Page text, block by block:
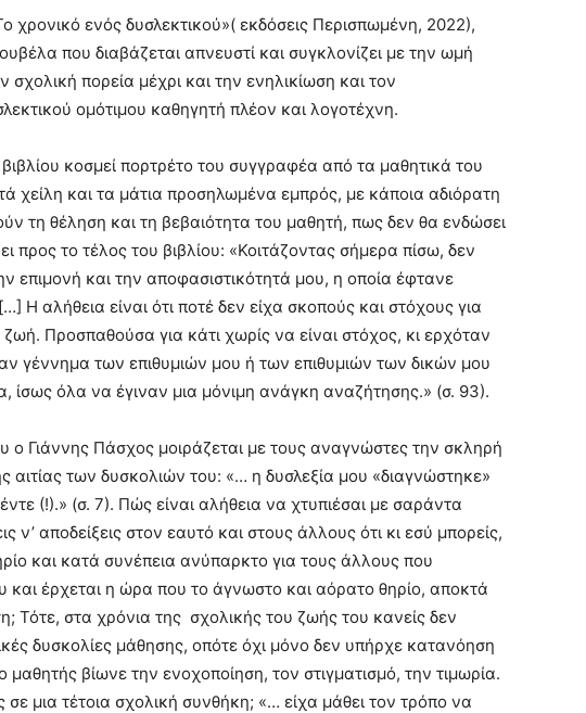
χρονικό ενός δυσλεκτικού»( εκδόσεις Περισπωμένη, 2022),
που διαβάζεται απνευστί και συγκλονίζει με την ωμή
πορεία μέχρι και την ενηλικίωση και τον
ομότιμου καθηγητή πλέον και λογοτέχνη.
κοσμεί πορτρέτο του συγγραφέα από τα μαθητικά του
χείλη και τα μάτια προσηλωμένα εμπρός, με κάποια αδιόρατη
τη θέληση και τη βεβαιότητα του μαθητή, πως δεν θα ενδώσει
προς το τέλος του βιβλίου: «Κοιτάζοντας σήμερα πίσω, δεν
και την αποφασιστικότητά μου, η οποία έφτανε
Η αλήθεια είναι ότι ποτέ δεν είχα σκοπούς και στόχους για
Προσπαθούσα για κάτι χωρίς να είναι στόχος, κι ερχόταν
γέννημα των επιθυμιών μου ή των επιθυμιών των δικών μου
όλα να έγιναν μια μόνιμη ανάγκη αναζήτησης.» (σ. 93).
ο Γιάννης Πάσχος μοιράζεται με τους αναγνώστες την σκληρή
αιτίας των δυσκολιών του: «… η δυσλεξία μου «διαγνώστηκε»
(!).» (σ. 7). Πώς είναι αλήθεια να χτυπιέσαι με σαράντα
ν’ αποδείξεις στον εαυτό και στους άλλους ότι κι εσύ μπορείς,
και κατά συνέπεια ανύπαρκτο για τους άλλους που
και έρχεται η ώρα που το άγνωστο και αόρατο θηρίο, αποκτά
Τότε, στα χρόνια της σχολικής του ζωής του κανείς δεν
δυσκολίες μάθησης, οπότε όχι μόνο δεν υπήρχε κατανόηση
βίωνε την ενοχοποίηση, τον στιγματισμό, την τιμωρία.
σε μια τέτοια σχολική συνθήκη; «… είχα μάθει τον τρόπο να